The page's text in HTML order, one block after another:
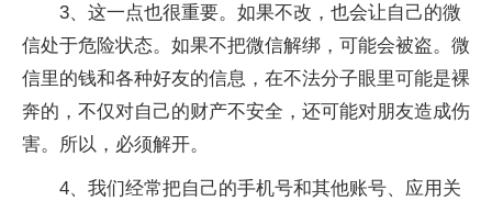
3、这一点也很重要。如果不改，也会让自己的微
信处于危险状态。如果不把微信解绑，可能会被盗。微
信里的钱和各种好友的信息，在不法分子眼里可能是裸
奔的，不仅对自己的财产不安全，还可能对朋友造成伤
害。所以，必须解开。
4、我们经常把自己的手机号和其他账号、应用关